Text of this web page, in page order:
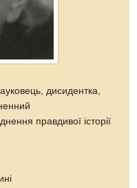
дисидентка,
правдивої історії